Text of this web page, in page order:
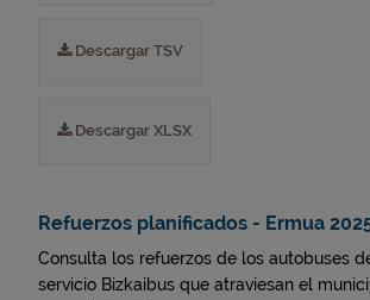
Descargar TSV
Descargar XLSX
Refuerzos planificados - Ermua
Consulta los refuerzos de los autobuses
servicio Bizkaibus que atraviesan el